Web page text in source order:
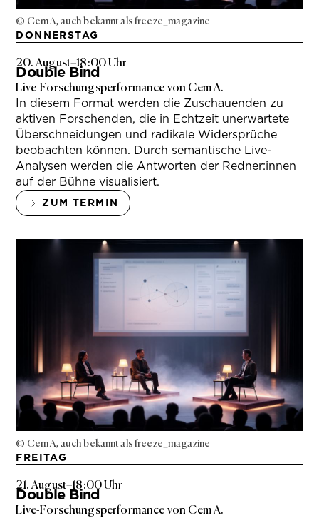
© Cem A, auch bekannt als freeze_magazine
DONNERSTAG
20. August–18:00 Uhr
Double Bind
Live-Forschungsperformance von Cem A.
In diesem Format werden die Zuschauenden zu
aktiven Forschenden, die in Echtzeit unerwartete
Überschneidungen und radikale Widersprüche
beobachten können. Durch semantische Live-
Analysen werden die Antworten der Redner:innen
auf der Bühne visualisiert.
ZUM TERMIN
© Cem A, auch bekannt als freeze_magazine
FREITAG
21. August–18:00 Uhr
Double Bind
Live-Forschungsperformance von Cem A.